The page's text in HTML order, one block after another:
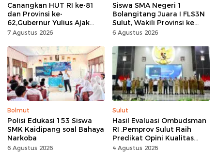
Canangkan HUT RI ke-81
dan Provinsi ke-
62,Gubernur Yulius Ajak
Seluruh Masyarakat
Kemerdekaan Momentum
Kerja Keras
7 Agustus 2026
Siswa SMA Negeri 1
Bolangitang Juara I FLS3N
Sulut, Wakili Provinsi ke
Tingkat Nasional
6 Agustus 2026
Bolmut
Polisi Edukasi 153 Siswa
SMK Kaidipang soal Bahaya
Narkoba
6 Agustus 2026
Sulut
Hasil Evaluasi Ombudsman
RI ,Pemprov Sulut Raih
Predikat Opini Kualitas
Tinggi Tanpa
4 Agustus 2026